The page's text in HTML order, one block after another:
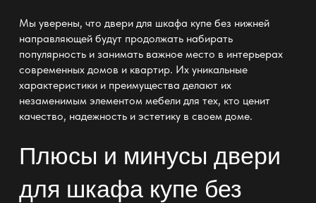
Мы уверены, что двери для шкафа купе без нижней
направляющейбудут продолжать набирать
популярность и занимать важное место в интерьерах
современных домов и квартир. Их уникальные
характеристики и преимущества делают их
незаменимым элементом мебели для тех, кто ценит
качество, надежность и эстетику в своем доме.
Плюсы и минусы двери
для шкафа купе без